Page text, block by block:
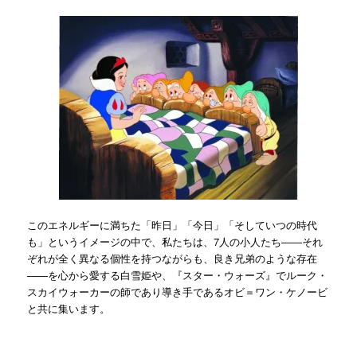
このエネルギーに満ちた「昨日」「今日」「そしていつの時代
も」というイメージの中で、私たちは、7人の小人たち――それ
ぞれが全く異なる個性を持つながらも、良き兄弟のような存在
――を心から愛する白雪姫や、『スター・ウォーズ』でルーク・
スカイウォーカーの師であり導き手であるオビ＝ワン・ケノービ
と共に集います。